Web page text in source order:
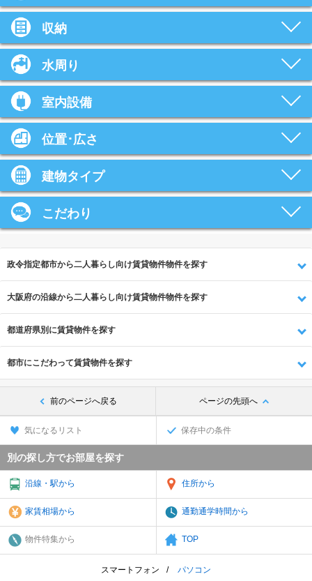
収納
水周り
室内設備
位置･広さ
建物タイプ
こだわり
政令指定都市から二人暮らし向け賃貸物件物件を探す
大阪府の沿線から二人暮らし向け賃貸物件物件を探す
都道府県別に賃貸物件を探す
都市にこだわって賃貸物件を探す
前のページへ戻る ページの先頭へ
気になるリスト 保存中の条件
別の探し方でお部屋を探す
沿線・駅から 住所から
家賃相場から 通勤通学時間から
物件特集から TOP
スマートフォン パソコン